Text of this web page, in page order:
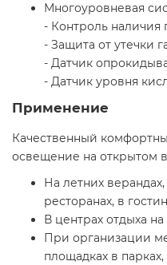
Многоуровневая
- Контроль наличия
- Защита от утечки
- Датчик
- Датчик уровня
Применение
Качественный
освещение на открытом
На летних
ресторанах, в
В центрах отдыха
При организации
площадках в